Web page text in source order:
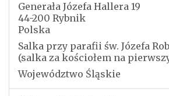
Generała Józefa Hallera 19
44-200 Rybnik
Polska
Salka przy parafii św. Józefa
(salka za kościołem na
Województwo Śląskie